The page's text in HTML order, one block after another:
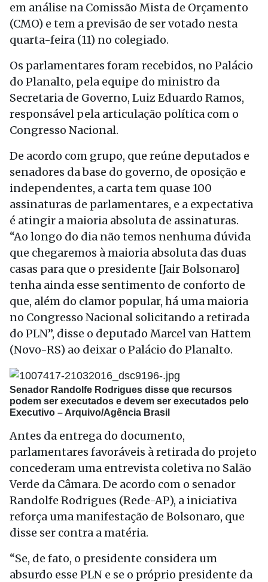
em análise na Comissão Mista de Orçamento
(CMO) e tem a previsão de ser votado nesta
quarta-feira (11) no colegiado.
Os parlamentares foram recebidos, no Palácio
do Planalto, pela equipe do ministro da
Secretaria de Governo, Luiz Eduardo Ramos,
responsável pela articulação política com o
Congresso Nacional.
De acordo com grupo, que reúne deputados e
senadores da base do governo, de oposição e
independentes, a carta tem quase 100
assinaturas de parlamentares, e a expectativa
é atingir a maioria absoluta de assinaturas.
“Ao longo do dia não temos nenhuma dúvida
que chegaremos à maioria absoluta das duas
casas para que o presidente [Jair Bolsonaro]
tenha ainda esse sentimento de conforto de
que, além do clamor popular, há uma maioria
no Congresso Nacional solicitando a retirada
do PLN”, disse o deputado Marcel van Hattem
(Novo-RS) ao deixar o Palácio do Planalto.
Senador Randolfe Rodrigues disse que recursos
podem ser executados e devem ser executados pelo
Executivo – Arquivo/Agência Brasil
Antes da entrega do documento,
parlamentares favoráveis à retirada do projeto
concederam uma entrevista coletiva no Salão
Verde da Câmara. De acordo com o senador
Randolfe Rodrigues (Rede-AP), a iniciativa
reforça uma manifestação de Bolsonaro, que
disse ser contra a matéria.
“Se, de fato, o presidente considera um
absurdo esse PLN e se o próprio presidente da